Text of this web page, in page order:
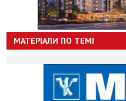
МАТЕРІАЛИ ПО ТЕМІ